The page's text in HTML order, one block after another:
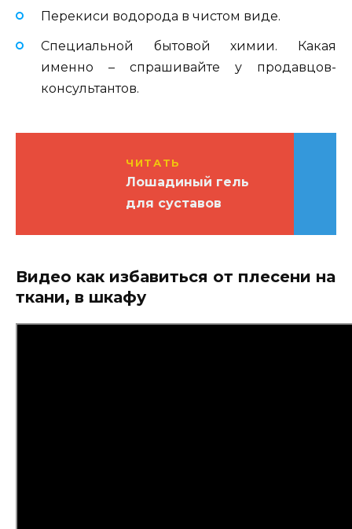
Перекиси водорода в чистом виде.
Специальной бытовой химии. Какая
именно – спрашивайте у продавцов-
консультантов.
ЧИТАТЬ
Лошадиный гель
для суставов
Видео как избавиться от плесени на
ткани, в шкафу